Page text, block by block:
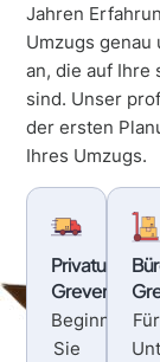
Jahren
Umzugs
an, die auf
sind. Unser
der ersten
Ihres Umzugs.
Privatumzug
Beginnen
Sie
Für